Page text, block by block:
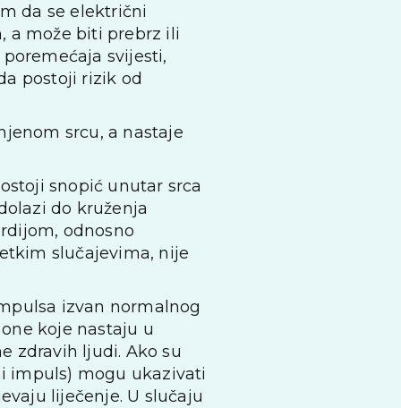
da se električni
a može biti prebrz ili
svijesti,
postoji rizik od
srcu, a nastaje
snopić unutar srca
do kruženja
odnosno
slučajevima, nije
izvan normalnog
koje nastaju u
zdravih ljudi. Ako su
impuls) mogu ukazivati
liječenje. U slučaju